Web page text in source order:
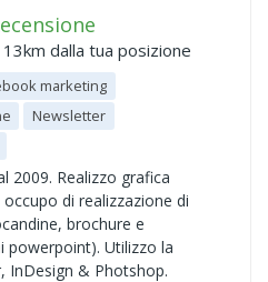
dalla tua posizione
marketing
Newsletter
2009. Realizzo grafica
di realizzazione di
brochure e
powerpoint). Utilizzo la
InDesign & Photshop.